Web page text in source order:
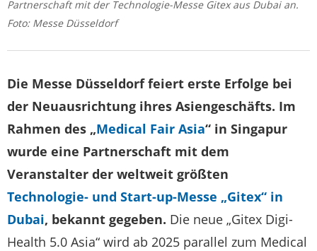
Partnerschaft mit der Technologie-Messe Gitex aus Dubai an.
Foto: Messe Düsseldorf
Die Messe Düsseldorf feiert erste Erfolge bei
der Neuausrichtung ihres Asiengeschäfts. Im
Rahmen des „Medical Fair Asia“ in Singapur
wurde eine Partnerschaft mit dem
Veranstalter der weltweit größten
Technologie- und Start-up-Messe „Gitex“ in
Dubai, bekannt gegeben. Die neue „Gitex Digi-
Health 5.0 Asia“ wird ab 2025 parallel zum Medical